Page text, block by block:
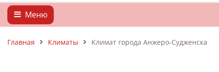
Меню
Главная Климаты Климат города Анжеро-Судженска